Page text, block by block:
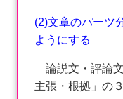
(2)文章のパーツ
ようにする
論説文・評論
主張・根拠 」の